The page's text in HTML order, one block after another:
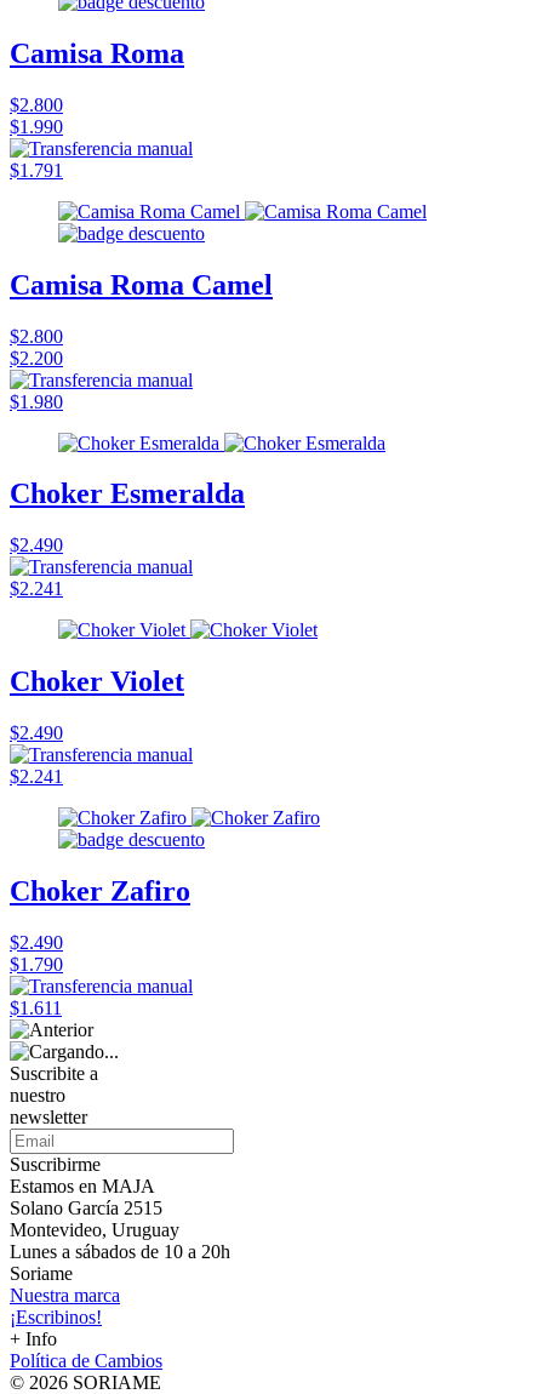
Camisa Roma
$2.800
$1.990
$1.791
Camisa Roma Camel
$2.800
$2.200
$1.980
Choker Esmeralda
$2.490
$2.241
Choker Violet
$2.490
$2.241
Choker Zafiro
$2.490
$1.790
$1.611
Suscribite a
nuestro
newsletter
Suscribirme
Estamos en MAJA
Solano García 2515
Montevideo, Uruguay
Lunes a sábados de 10 a 20h
Soriame
Nuestra marca
¡Escribinos!
+ Info
Política de Cambios
© 2026 SORIAME